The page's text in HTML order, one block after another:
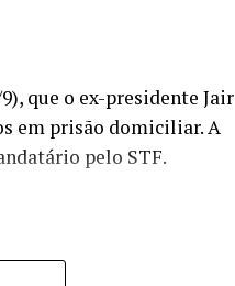
que o ex-presidente Jair
em prisão domiciliar. A
pelo STF.
de morte.